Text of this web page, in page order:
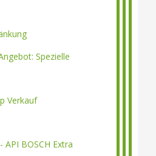
Spezielle
Verkauf
API BOSCH Extra